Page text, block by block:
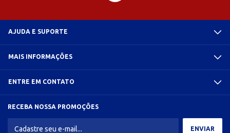
AJUDA E SUPORTE
MAIS INFORMAÇÕES
ENTRE EM CONTATO
RECEBA NOSSA PROMOÇÕES